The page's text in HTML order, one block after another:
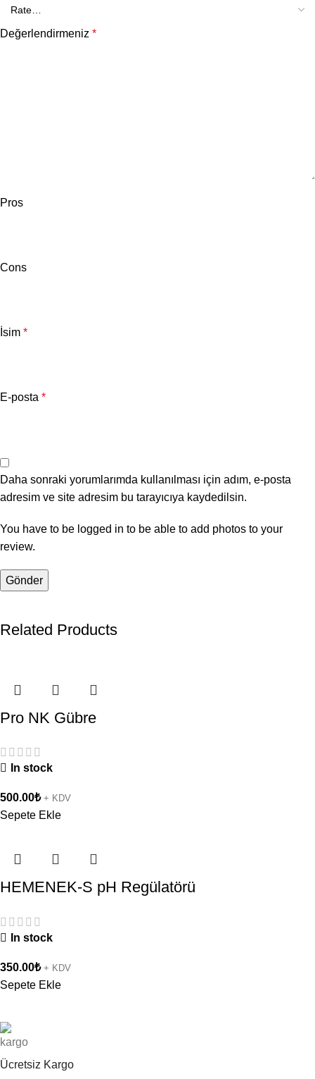
Değerlendirmeniz *
Pros
Cons
İsim *
E-posta *
Daha sonraki yorumlarımda kullanılması için adım, e-posta
adresim ve site adresim bu tarayıcıya kaydedilsin.
You have to be logged in to be able to add photos to your
review.
Related Products
Pro NK Gübre
In stock
500.00₺ + KDV
Sepete Ekle
HEMENEK-S pH Regülatörü
In stock
350.00₺ + KDV
Sepete Ekle
Ücretsiz Kargo